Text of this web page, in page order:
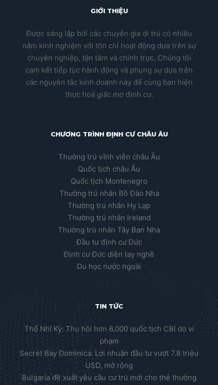
GIỚI THIỆU
Được sáng lập bởi các chuyên gia di trú có nhiều
năm kinh nghiệm với tôn chỉ hoạt động dựa trên sự
chuyên nghiệp, tận tâm và chính trực. Chúng tôi
cam kết tiếp tục hành động và phụng sự dựa trên
các nguyên tắc kinh doanh này để cùng bạn hiện
thực hoá giấc mơ định cư.
CHƯƠNG TRÌNH ĐỊNH CƯ CHÂU ÂU
Thường trú vĩnh viễn châu Âu
Quốc tịch châu Âu
Quốc tịch Montenegro
Thường trú nhân Bồ Đào Nha
Thường trú nhân Hy Lạp
Thường trú nhân Ireland
Thường trú nhân Tây Ban Nha
Đầu tư định cư Đức
Định cư Đức diện tay nghề
Du học nước ngoài
TIN TỨC
Thổ Nhĩ Kỳ: Thu hồi hơn 6.000 quốc tịch CBI do vi
phạm
Secret Bay Dominica: Lợi nhuận đầu tư vượt 7.8 triệu
USD, mở rộng
Bulgaria đề xuất yêu cầu cư trú mới cho thẻ thường